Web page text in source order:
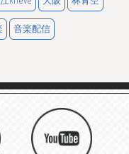
音楽配信